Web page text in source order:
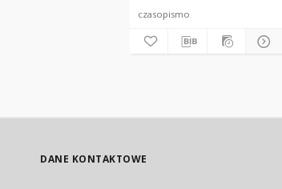
czasopismo
DANE KONTAKTOWE